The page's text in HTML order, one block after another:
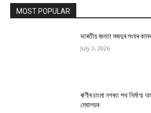
MOST POPULAR
ভাৰতীয় জনতা মজদুৰ সংঘৰ
July 3, 2026
ৰাণীৰ চাংমা নগৰত পথ নিৰ্মাণঃ
মেঘালয়ৰ